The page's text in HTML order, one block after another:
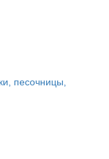
песочницы,